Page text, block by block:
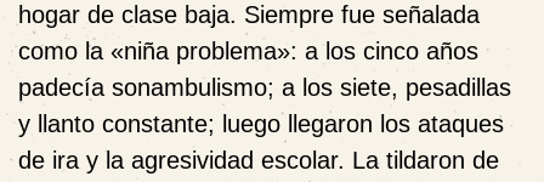
hogar de clase baja. Siempre fue señalada
como la «niña problema»: a los cinco años
padecía sonambulismo; a los siete, pesadillas
y llanto constante; luego llegaron los ataques
de ira y la agresividad escolar. La tildaron de